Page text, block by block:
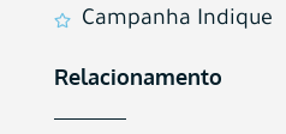
Campanha Indique
Relacionamento